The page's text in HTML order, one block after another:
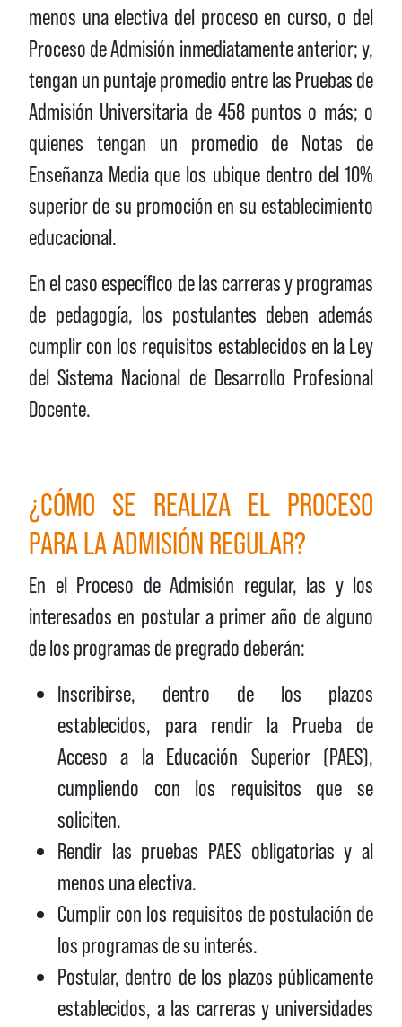
menos una electiva del proceso en curso, o del
Proceso de Admisión inmediatamente anterior; y,
tengan un puntaje promedio entre las Pruebas de
Admisión Universitaria de 458 puntos o más; o
quienes tengan un promedio de Notas de
Enseñanza Media que los ubique dentro del 10%
superior de su promoción en su establecimiento
educacional.
En el caso específico de las carreras y programas
de pedagogía, los postulantes deben además
cumplir con los requisitos establecidos en la Ley
del Sistema Nacional de Desarrollo Profesional
Docente.
¿CÓMO SE REALIZA EL PROCESO
PARA LA ADMISIÓN REGULAR?
En el Proceso de Admisión regular, las y los
interesados en postular a primer año de alguno
de los programas de pregrado deberán:
Inscribirse, dentro de los plazos
establecidos, para rendir la Prueba de
Acceso a la Educación Superior (PAES),
cumpliendo con los requisitos que se
soliciten.
Rendir las pruebas PAES obligatorias y al
menos una electiva.
Cumplir con los requisitos de postulación de
los programas de su interés.
Postular, dentro de los plazos públicamente
establecidos, a las carreras y universidades